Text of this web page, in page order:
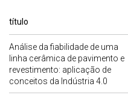
título
Análise da fiabilidade de uma
linha cerâmica de pavimento e
revestimento: aplicação de
conceitos da Indústria 4.0